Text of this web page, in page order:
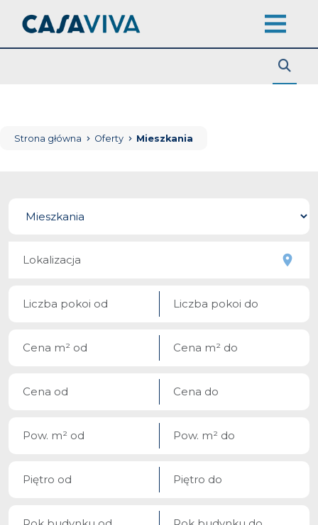
Strona główna Oferty Mieszkania